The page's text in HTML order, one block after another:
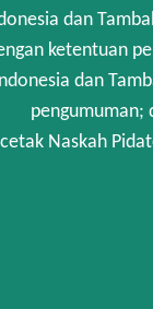
dan
ketentuan
dan
pengumuman;
Naskah